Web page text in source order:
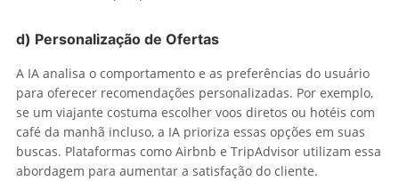
d) Personalização de Ofertas
A IA analisa o comportamento e as preferências do usuário
para oferecer recomendações personalizadas. Por exemplo,
se um viajante costuma escolher voos diretos ou hotéis com
café da manhã incluso, a IA prioriza essas opções em suas
buscas. Plataformas como Airbnb e TripAdvisor utilizam essa
abordagem para aumentar a satisfação do cliente.